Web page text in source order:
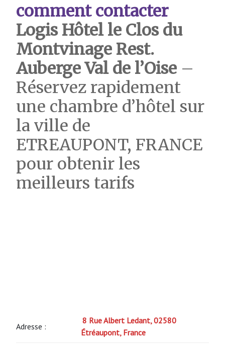
comment contacter
Logis Hôtel le Clos du
Montvinage Rest.
Auberge Val de l’Oise –
Réservez rapidement
une chambre d’hôtel sur
la ville de
ETREAUPONT, FRANCE
pour obtenir les
meilleurs tarifs
Adresse :
8 Rue Albert Ledant, 02580
Étréaupont, France